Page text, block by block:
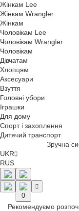
Жінкам Lee
Жінкам Wrangler
Жінкам
Чоловікам Lee
Чоловікам Wrangler
Чоловікам
Дівчатам
Хлопцям
Аксесуари
Взуття
Головні убори
Іграшки
Для дому
Спорт і захоплення
Дитячий транспорт
Зручна
UKR
RUS
0
Рекомендуємо